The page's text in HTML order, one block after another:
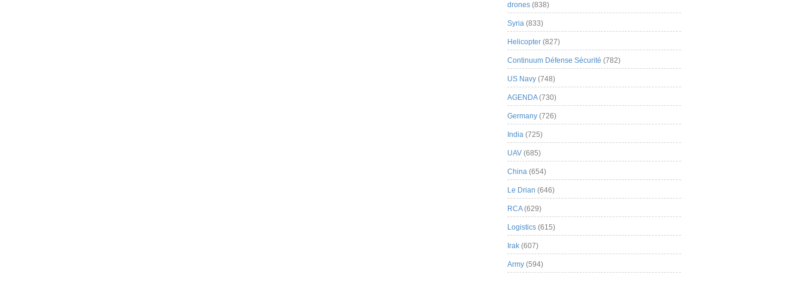
drones (838)
Syria (833)
Helicopter (827)
Continuum Défense Sécurité (782)
US Navy (748)
AGENDA(730)
Germany (726)
India (725)
UAV (685)
China (654)
Le Drian (646)
RCA(629)
Logistics (615)
Irak (607)
Army (594)